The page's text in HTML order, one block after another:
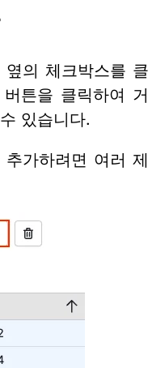
의 체크박스를 클
버튼을 클릭하여 거
있습니다.
가하려면 여러 제